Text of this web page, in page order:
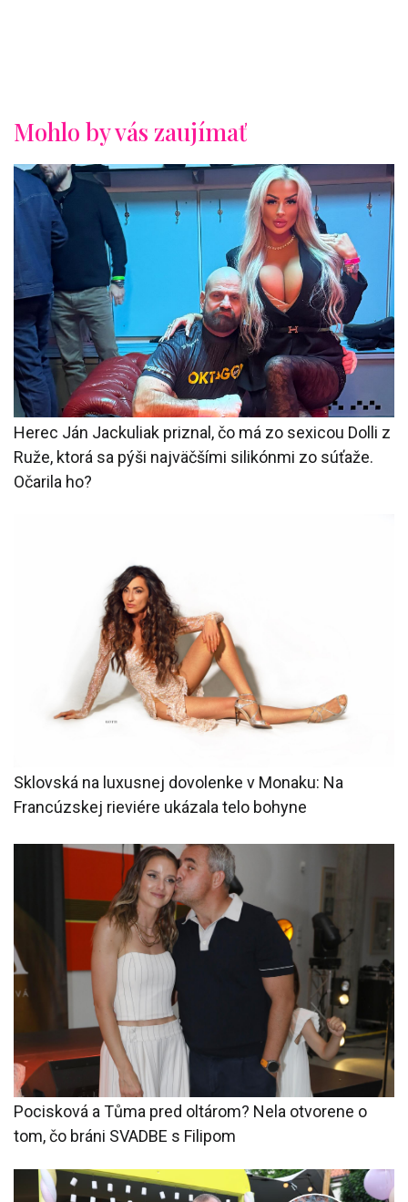
Mohlo by vás zaujímať
Herec Ján Jackuliak priznal, čo má zo sexicou Dolli z
Ruže, ktorá sa pýši najväčšími silikónmi zo súťaže.
Očarila ho?
Sklovská na luxusnej dovolenke v Monaku: Na
Francúzskej rieviére ukázala telo bohyne
Pocisková a Tůma pred oltárom? Nela otvorene o
tom, čo bráni SVADBE s Filipom